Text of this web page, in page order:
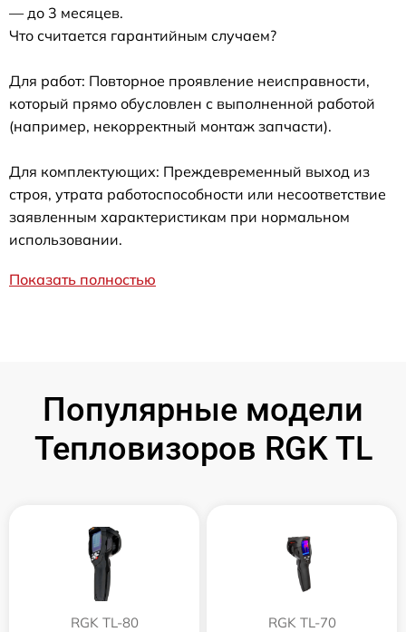
— до 3 месяцев.
Что считается гарантийным случаем?
Для работ: Повторное проявление неисправности,
который прямо обусловлен с выполненной работой
(например, некорректный монтаж запчасти).
Для комплектующих: Преждевременный выход из
строя, утрата работоспособности или несоответствие
заявленным характеристикам при нормальном
использовании.
Показать полностью
Популярные модели
Тепловизоров RGK TL
RGK TL-80 RGK TL-70